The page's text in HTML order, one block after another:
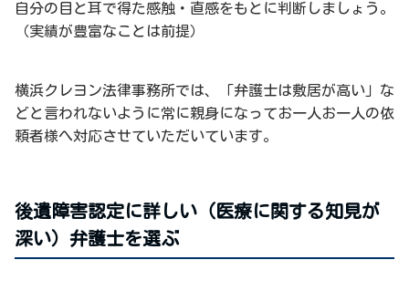
自分の目と耳で得た感触・直感をもとに判断しましょう。
（実績が豊富なことは前提）
横浜クレヨン法律事務所では、「弁護士は敷居が高い」な
どと言われないように常に親身になってお一人お一人の依
頼者様へ対応させていただいています。
後遺障害認定に詳しい（医療に関する知見が
深い）弁護士を選ぶ